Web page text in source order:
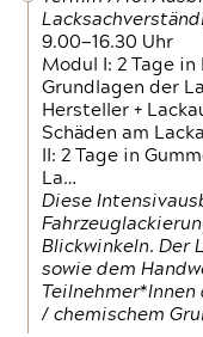
9.00—16.30 Uhr
Modul I: 2 Tage
Grundlagen der
Hersteller +
Schäden am
II: 2 Tage in
La…
Diese
Blickwinkeln. Der
sowie dem
/ chemischem